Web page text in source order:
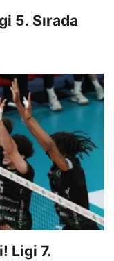
5. Sırada
Ligi 7.